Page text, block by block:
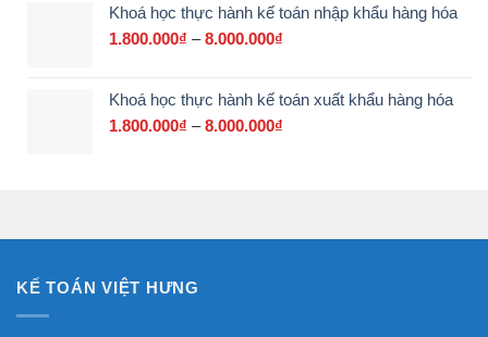
từ
700.000₫
Khoá học thực hành kế toán nhập khẩu hàng hóa
1.800.000₫ – 8.000.000₫
1.800.000₫
Khoá học thực hành kế toán xuất khẩu hàng hóa
1.800.000₫ – 8.000.000₫
KẾ TOÁN VIỆT HƯNG